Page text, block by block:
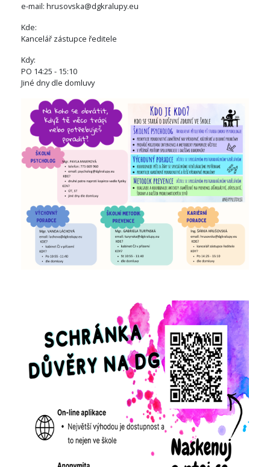
e-mail: hrusovska@dgkralupy.eu
Kde:
Kancelář zástupce ředitele
Kdy:
PO 14:25 - 15:10
Jiné dny dle domluvy